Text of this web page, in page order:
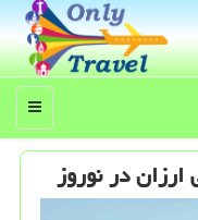
منو
در نوروز